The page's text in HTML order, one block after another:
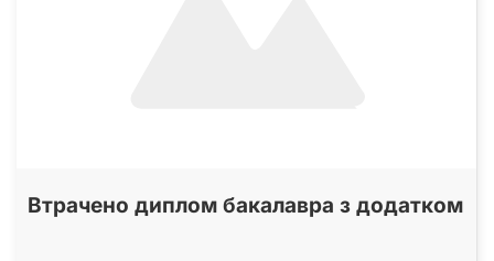
Втрачено диплом бакалавра з додатком